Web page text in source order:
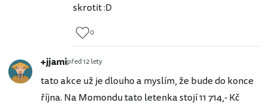
skrotit :D
0
+jjamipřed 12 lety
tato akce už je dlouho a myslím, že bude do konce
října. Na Momondu tato letenka stojí 11 714,- Kč